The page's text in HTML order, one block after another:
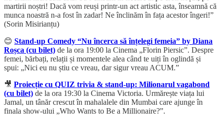
martirii noștri! Dacă vom reuși printr-un act artistic asta, înseamnă că
munca noastră n-a fost în zadar! Ne înclinăm în fața acestor îngeri!”
(Sorin Misirianțu)
😊 Stand-up Comedy “Nu încerca să înțelegi femeia” by Diana
Roșca (cu bilet) de la ora 19:00 la Cinema „Florin Piersic”. Despre
femei, bărbați, relații și momentele alea când te uiți în oglindă și
spui: „Nici eu nu știu ce vreau, dar sigur vreau ACUM.”
🎥 Proiecție cu QUIZ trivia & stand-up: Milionarul vagabond
(cu bilet) de la ora 19:30 la Cinema Victoria. Urmărește viața lui
Jamal, un tânăr crescut în mahalalele din Mumbai care ajunge în
finala show-ului „Who Wants to Be a Millionaire?”.